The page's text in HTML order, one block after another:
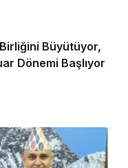
Büyütüyor,
Dönemi Başlıyor